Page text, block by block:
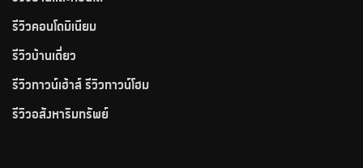
รีวิวคอนโดมิเนียม
รีวิวบ้านเดี่ยว
รีวิวทาวน์เฮ้าส์ รีวิวทาวน์โฮม
รีวิวอสังหาริมทรัพย์